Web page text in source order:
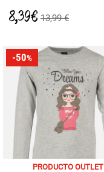
8,39 € 13,99 €
-50%
PRODUCTO OUTLET